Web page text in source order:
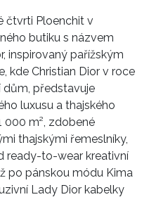
čtvrti Ploenchit v
butiku s názvem
inspirovaný pařížským
kde Christian Dior v roce
představuje
luxusu a thajského
000 m², zdobené
thajskými řemeslníky,
ready-to-wear kreativní
po pánskou módu Kima
Lady Dior kabelky